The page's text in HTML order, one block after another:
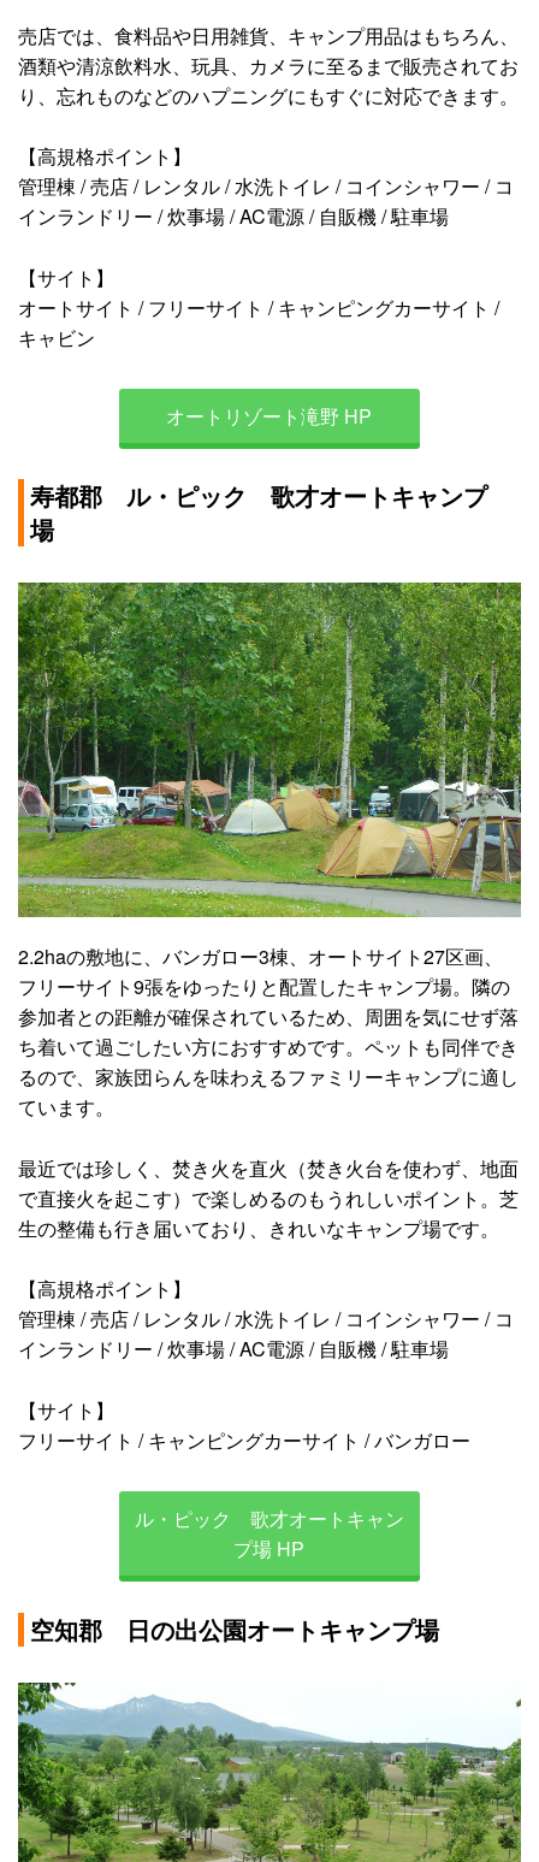
売店では、食料品や日用雑貨、キャンプ用品はもちろん、
酒類や清涼飲料水、玩具、カメラに至るまで販売されてお
り、忘れものなどのハプニングにもすぐに対応できます。
【高規格ポイント】
管理棟 / 売店 / レンタル / 水洗トイレ / コインシャワー / コ
インランドリー / 炊事場 / AC電源 / 自販機 / 駐車場
【サイト】
オートサイト / フリーサイト / キャンピングカーサイト /
キャビン
オートリゾート滝野 HP
寿都郡 ル・ピック 歌才オートキャンプ
場
2.2haの敷地に、バンガロー3棟、オートサイト27区画、
フリーサイト9張をゆったりと配置したキャンプ場。隣の
参加者との距離が確保されているため、周囲を気にせず落
ち着いて過ごしたい方におすすめです。ペットも同伴でき
るので、家族団らんを味わえるファミリーキャンプに適し
ています。
最近では珍しく、焚き火を直火（焚き火台を使わず、地面
で直接火を起こす）で楽しめるのもうれしいポイント。芝
生の整備も行き届いており、きれいなキャンプ場です。
【高規格ポイント】
管理棟 / 売店 / レンタル / 水洗トイレ / コインシャワー / コ
インランドリー / 炊事場 / AC電源 / 自販機 / 駐車場
【サイト】
フリーサイト / キャンピングカーサイト / バンガロー
ル・ピック 歌才オートキャン
プ場 HP
空知郡 日の出公園オートキャンプ場